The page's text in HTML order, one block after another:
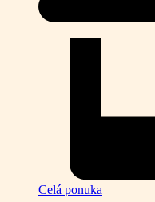
Celá ponuka